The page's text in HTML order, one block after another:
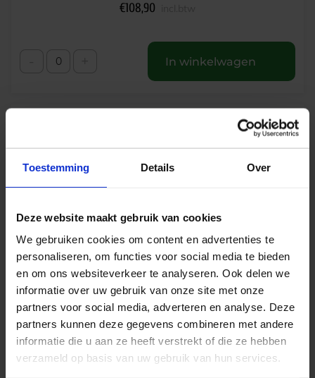
Toestemming Details Over
Deze website maakt gebruik van cookies
We gebruiken cookies om content en advertenties te
personaliseren, om functies voor social media te bieden
en om ons websiteverkeer te analyseren. Ook delen we
informatie over uw gebruik van onze site met onze
partners voor social media, adverteren en analyse. Deze
partners kunnen deze gegevens combineren met andere
informatie die u aan ze heeft verstrekt of die ze hebben
verzameld op basis van uw gebruik van hun services.
€108,90
In winkelwagen
Skadi LED downlight opbouw 9.5W 1100lm
4000K CRI90 55° ø160mm zwart
Levertijd 4-6 werkdagen
€90,00